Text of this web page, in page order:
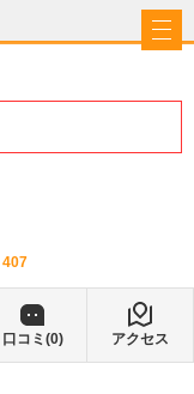
407
口コミ(0) アクセス